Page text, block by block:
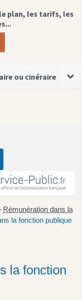
plan, les tarifs, les
ou cinéraire
Rémunération dans la
la fonction publique
la fonction